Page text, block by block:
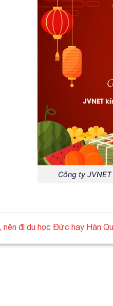
Công ty
nên đi du học Đức hay Hàn